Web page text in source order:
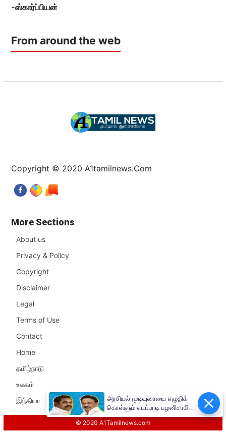
-ஸ்கார்ப்பியன்
From around the web
Copyright © 2020 A1tamilnews.Com
More Sections
About us
Privacy & Policy
Copyright
Disclaimer
Legal
Terms of Use
Contact
Home
தமிழ்நாடு
உலகம்
இந்தியா
© 2020 A1Tamilnews.com
அரசியல் முடிவுரையை எழுதிக்
கொள்ளும் எடப்பாடி பழனிசாமி!!
முதலமைச்சர் மு.க.ஸ்டாலின்
சுளீர்!!